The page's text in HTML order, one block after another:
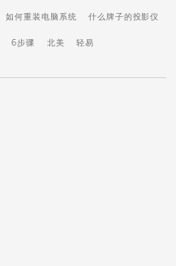
如何重装电脑系统 什么牌子的投影仪
6步骤 北美 轻易